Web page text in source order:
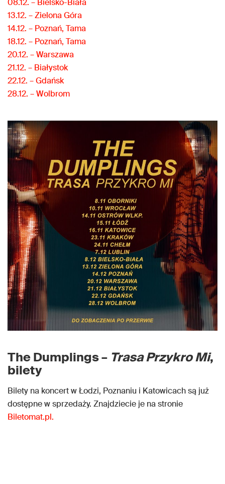
08.12. – Bielsko-Biała
13.12. – Zielona Góra
14.12. – Poznań, Tama
18.12. – Poznań, Tama
20.12. – Warszawa
21.12. – Białystok
22.12. – Gdańsk
28.12. – Wolbrom
The Dumplings – Trasa Przykro Mi,
bilety
Bilety na koncert w Łodzi, Poznaniu i Katowicach są już
dostępne w sprzedaży. Znajdziecie je na stronie
Biletomat.pl.